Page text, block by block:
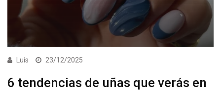
Luis 23/12/2025
6 tendencias de uñas que verás en